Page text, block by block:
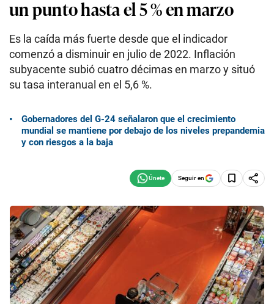
un punto hasta el 5 % en marzo
Es la caída más fuerte desde que el indicador
comenzó a disminuir en julio de 2022. Inflación
subyacente subió cuatro décimas en marzo y situó
su tasa interanual en el 5,6 %.
Gobernadores del G-24 señalaron que el crecimiento
mundial se mantiene por debajo de los niveles prepandemia
y con riesgos a la baja
Seguir en